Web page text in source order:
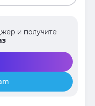
и получите